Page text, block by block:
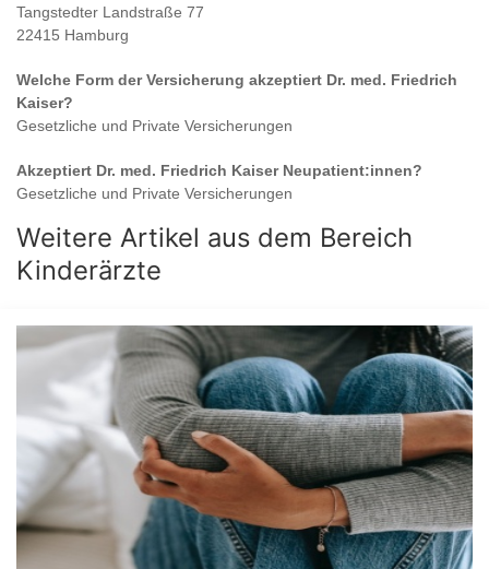
Tangstedter Landstraße 77
22415 Hamburg
Welche Form der Versicherung akzeptiert Dr. med. Friedrich
Kaiser?
Gesetzliche und Private Versicherungen
Akzeptiert Dr. med. Friedrich KaiserNeupatient:innen?
Gesetzliche und Private Versicherungen
Weitere Artikel aus dem Bereich
Kinderärzte